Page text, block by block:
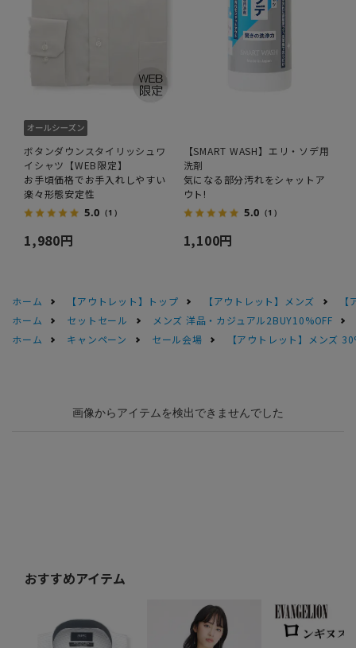
ボタンダウンスタイリッシュワ
イシャツ【WEB限定】
お手頃価格でお手入れしやすい
楽々形態安定性
5.0 （1）
1,980円
【SMART WASH】エリ・ソデ用
洗剤
気になる部分汚れをシャットア
ウト!
5.0 （1）
1,100円
ホーム 【アウトレット】トップ 【アウトレット】メンズ
ホーム
セットセール
メンズ 洋品・カジュアル2BUY10%OFF
ホーム
キャンペーン セール会場 【アウトレット】メンズ